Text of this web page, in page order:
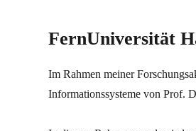
FernUniversität
Im Rahmen meiner
Informationssysteme von Prof.